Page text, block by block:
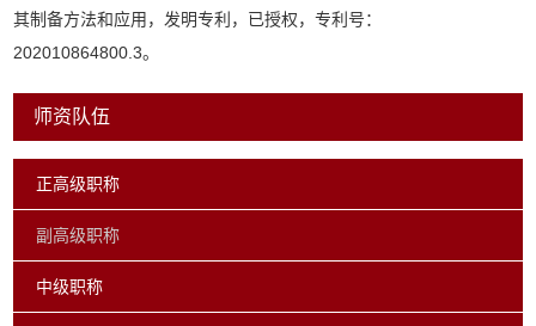
其制备方法和应用，发明专利，已授权，专利号：
202010864800.3。
师资队伍
正高级职称
副高级职称
中级职称